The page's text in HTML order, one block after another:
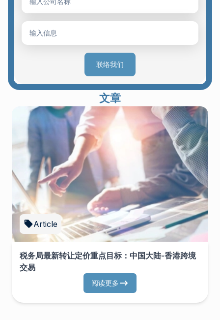
联络我们
文章
Article
税务局最新转让定价重点目标：中国大陆-香港跨境
交易
阅读更多